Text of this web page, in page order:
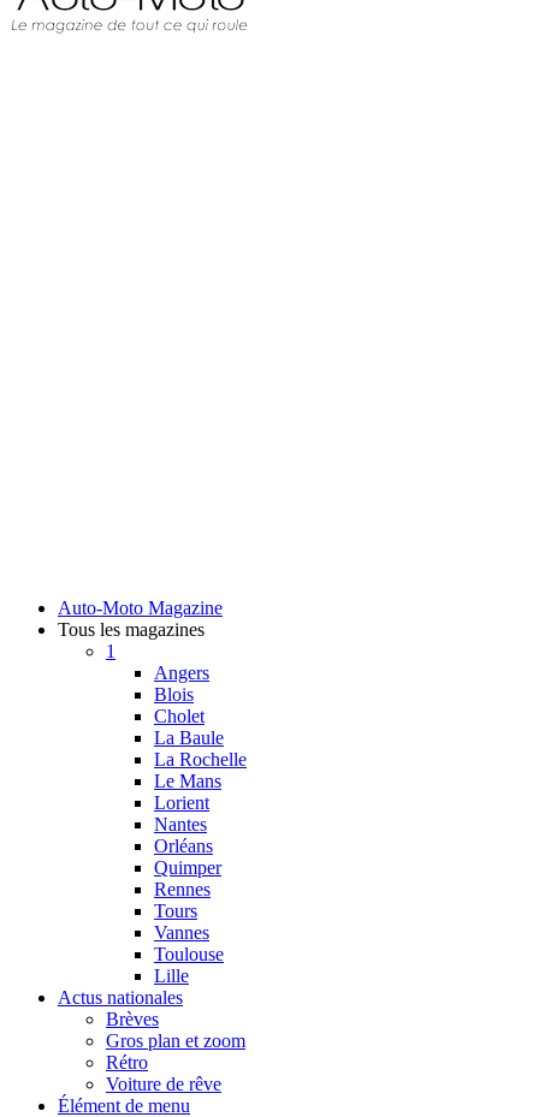
Auto-Moto Magazine
Tous les magazines
1
Angers
Blois
Cholet
La Baule
La Rochelle
Le Mans
Lorient
Nantes
Orléans
Quimper
Rennes
Tours
Vannes
Toulouse
Lille
Actus nationales
Brèves
Gros plan et zoom
Rétro
Voiture de rêve
Élément de menu